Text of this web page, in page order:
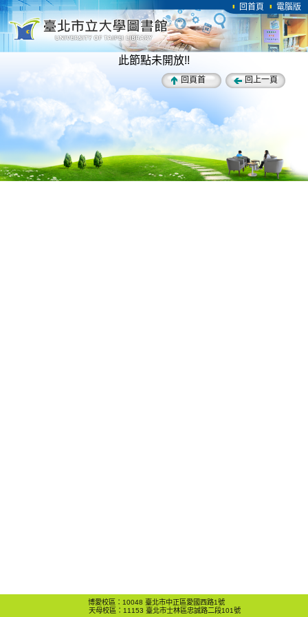
回首頁 電腦版
此節點未開放!!
回頁首 回上一頁
博愛校區：10048 臺北市中正區愛國西路1號
天母校區：11153 臺北市士林區忠誠路二段101號